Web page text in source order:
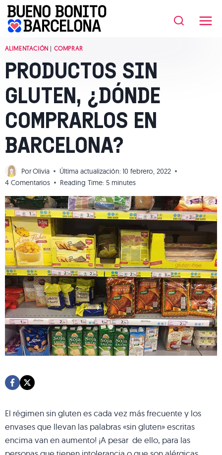
Saltar
contenido
ALIMENTACIÓN | COMPRAR
PRODUCTOS SIN
GLUTEN, ¿DÓNDE
COMPRARLOS EN
BARCELONA?
Por Olivia Última actualización: 10 febrero, 2022
4 Comentarios
Reading Time: 5 minutes
El régimen sin gluten es cada vez más frecuente y los
envases que llevan las palabras «sin gluten» escritas
encima van en aumento! ¡A pesar de ello, para las